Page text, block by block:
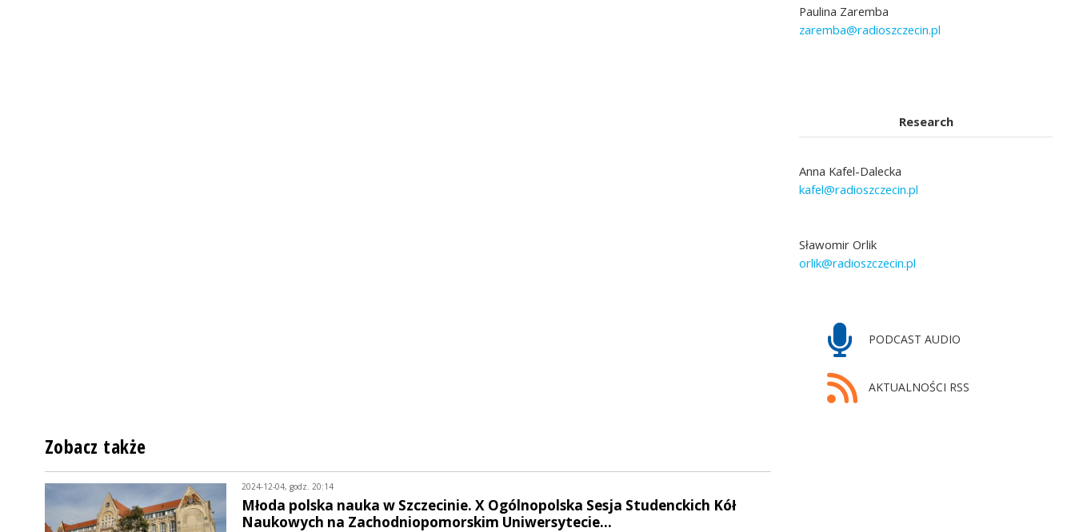
Paulina Zaremba
zaremba@radioszczecin.pl
Research
Anna Kafel-Dalecka
kafel@radioszczecin.pl
Sławomir Orlik
orlik@radioszczecin.pl
PODCAST AUDIO
AKTUALNOŚCI RSS
Zobacz także
2024-12-04, godz. 20:14
Młoda polska nauka w Szczecinie. X Ogólnopolska Sesja Studenckich Kół
Naukowych na Zachodniopomorskim Uniwersytecie…